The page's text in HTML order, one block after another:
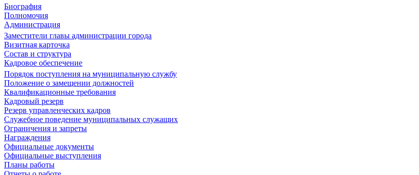
Биография
Полномочия
Администрация
Заместители главы администрации города
Визитная карточка
Состав и структура
Кадровое обеспечение
Порядок поступления на муниципальную службу
Положение о замещении должностей
Квалификационные требования
Кадровый резерв
Резерв управленческих кадров
Служебное поведение муниципальных служащих
Ограничения и запреты
Награждения
Официальные документы
Официальные выступления
Планы работы